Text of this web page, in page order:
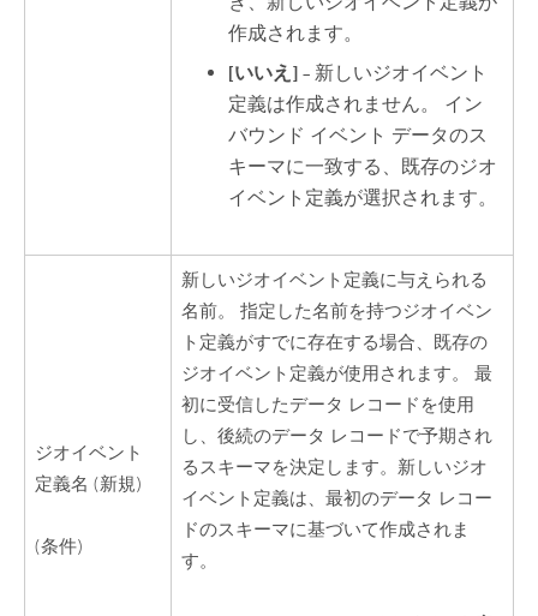
作成されます。
[いいえ] – 新しいジオイベント
定義は作成されません。 イン
バウンド イベント データのス
キーマに一致する、既存のジオ
イベント定義が選択されます。
ジオイベント
定義名 (新規)
(条件)
新しいジオイベント定義に与えられる
名前。 指定した名前を持つジオイベン
ト定義がすでに存在する場合、既存の
ジオイベント定義が使用されます。 最
初に受信したデータ レコードを使用
し、後続のデータ レコードで予期され
るスキーマを決定します。新しいジオ
イベント定義は、最初のデータ レコー
ドのスキーマに基づいて作成されま
す。